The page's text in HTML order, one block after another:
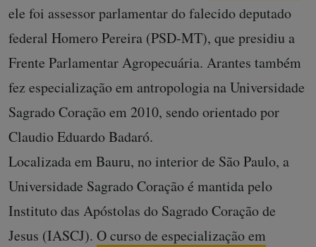
ele foi assessor parlamentar do falecido deputado
federal Homero Pereira (PSD-MT), que presidiu a
Frente Parlamentar Agropecuária. Arantes também
fez especialização em antropologia na Universidade
Sagrado Coração em 2010, sendo orientado por
Claudio Eduardo Badaró.
Localizada em Bauru, no interior de São Paulo, a
Universidade Sagrado Coração é mantida pelo
Instituto das Apóstolas do Sagrado Coração de
Jesus (IASCJ). O curso de especialização em